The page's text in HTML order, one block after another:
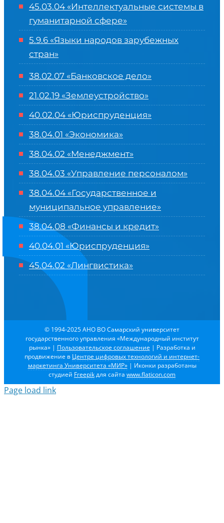
45.03.04 «Интеллектуальные системы в
гуманитарной сфере»
5.9.6 «Языки народов зарубежных
стран»
38.02.07 «Банковское дело»
21.02.19 «Землеустройство»
40.02.04 «Юриспруденция»
38.04.01 «Экономика»
38.04.02 «Менеджмент»
38.04.03 «Управление персоналом»
38.04.04 «Государственное и
муниципальное управление»
38.04.08 «Финансы и кредит»
40.04.01 «Юриспруденция»
45.04.02 «Лингвистика»
© 1994-2025 АНО ВО Самарский университет
государственного управления «Международный институт
рынка» | Пользовательское соглашение | Разработка и
продвижение в Центре цифровых технологий и интернет-
маркетинга Университета «МИР»| Иконки разработаны
студией Freepikдля сайта www.flaticon.com
Page load link